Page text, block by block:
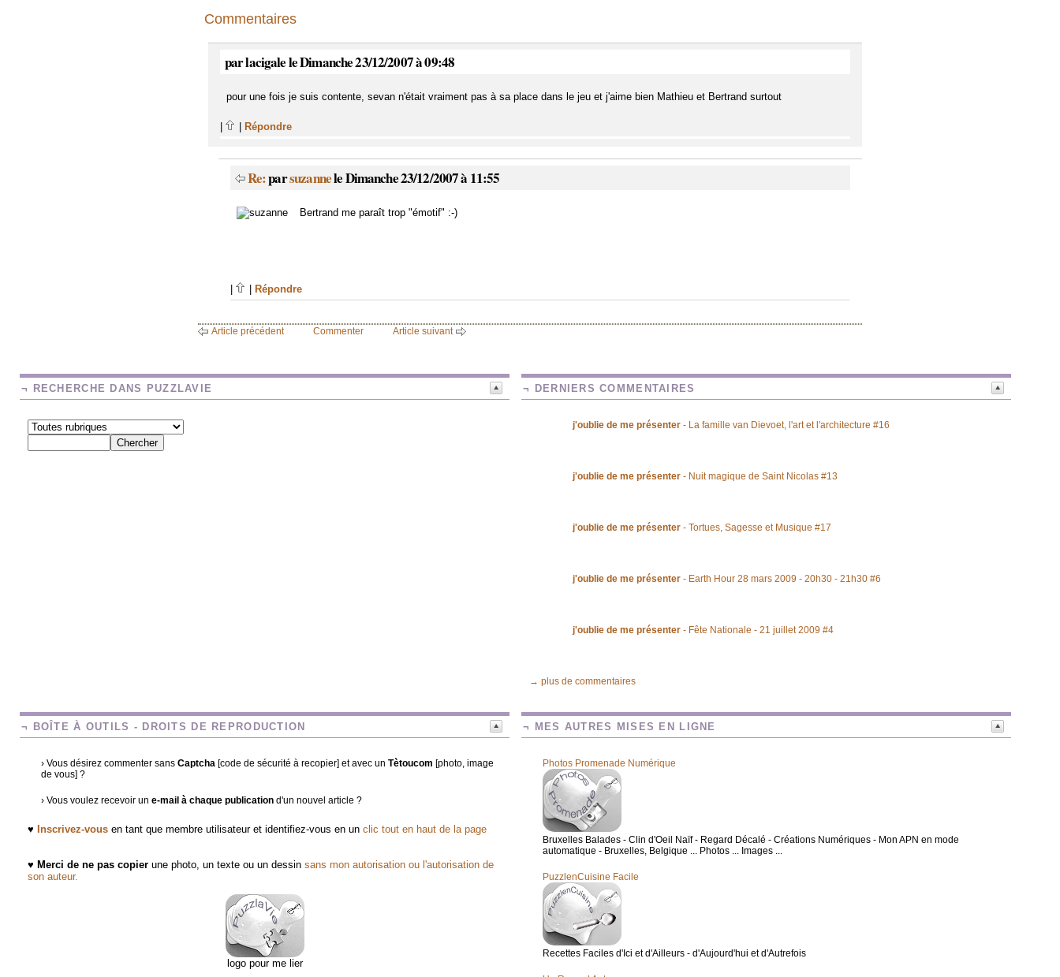
Commentaires
par lacigale le Dimanche 23/12/2007 à 09:48
pour une fois je suis contente, sevan n'était vraiment pas à sa place dans le jeu et j'aime bien Mathieu et Bertrand surtout
Répondre
Re:parsuzannele Dimanche 23/12/2007 à 11:55
Bertrand me paraît trop "émotif" :-)
| | Répondre
Article précédent Commenter Article suivant
¬ RECHERCHE DANS PUZZLAVIE ¬ DERNIERS COMMENTAIRES
j'oublie de me présenter - La famille van Dievoet, l'art et l'architecture #16
j'oublie de me présenter - Nuit magique de Saint Nicolas #13
j'oublie de me présenter - Tortues, Sagesse et Musique #17
j'oublie de me présenter - Earth Hour 28 mars 2009 - 20h30 - 21h30 #6
j'oublie de me présenter - Fête Nationale - 21 juillet 2009 #4
→ plus de commentaires
¬ BOÎTE À OUTILS - DROITS DE REPRODUCTION
› Vous désirez commenter sans Captcha [code de sécurité à recopier] et avec un Tètoucom [photo, image
de vous] ?
› Vous voulez recevoir un e-mail à chaque publication d'un nouvel article ?
♥ Inscrivez-vous en tant que membre utilisateur et identifiez-vous en un clic tout en haut de la page
♥ Merci de ne pas copier une photo, un texte ou un dessin sans mon autorisation ou l'autorisation de
son auteur.
logo pour me lier
¬ MES AUTRES MISES EN LIGNE
Photos Promenade Numérique
Bruxelles Balades - Clin d'Oeil Naïf - Regard Décalé - Créations Numériques - Mon APN en mode
automatique - Bruxelles, Belgique ... Photos ... Images ...
PuzzlenCuisine Facile
Recettes Faciles d'Ici et d'Ailleurs - d'Aujourd'hui et d'Autrefois